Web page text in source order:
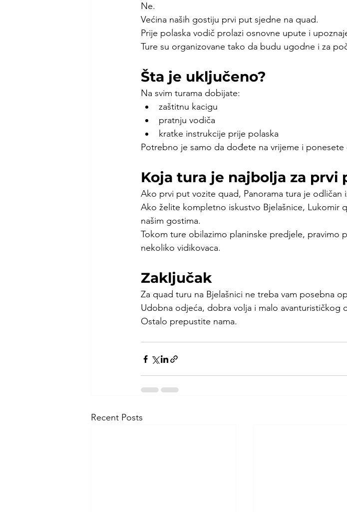
Ne.
Većina naših gostiju prvi put sjedne na quad.
Prije polaska vodič prolazi osnovne upute i
Ture su organizovane tako da budu ugodne i za
Šta je uključeno?
Na svim turama dobijate:
zaštitnu kacigu
pratnju vodiča
kratke instrukcije prije polaska
Potrebno je samo da dođete na vrijeme i
Koja tura je najbolja za prvi
Ako prvi put vozite quad, Panorama tura je odličan
Ako želite kompletno iskustvo Bjelašnice, Lukomir
našim gostima.
Tokom ture obilazimo planinske predjele, pravimo
nekoliko vidikovaca.
Zaključak
Za quad turu na Bjelašnici ne treba vam posebna
Udobna odjeća, dobra volja i malo avanturističkog
Ostalo prepustite nama.
Recent Posts